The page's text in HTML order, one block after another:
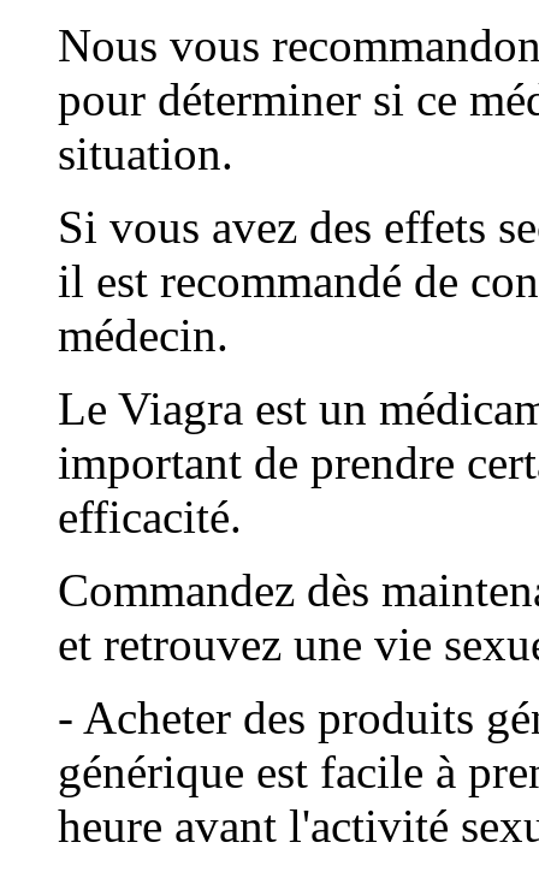
Nous vous
pour déterminer si ce
situation.
Si vous avez des effets
il est recommandé de
médecin.
Le Viagra est un
important de prendre
efficacité.
Commandez dès
et retrouvez une vie
- Acheter des produits
générique est facile à
heure avant l'activité